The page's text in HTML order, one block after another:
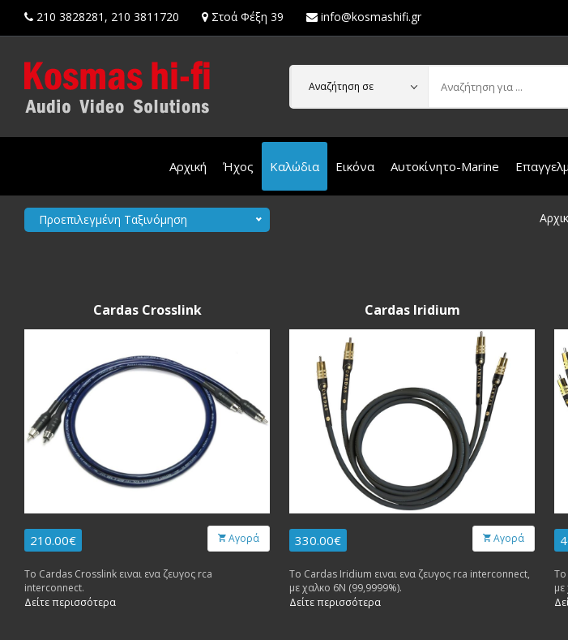
210 3828281 , 210 3811720 Στοά Φέξη 39 info@kosmashifi.gr
Αναζήτηση σε
Αρχική Ήχος Καλώδια Εικόνα Αυτοκίνητο-Marine
Προεπιλεγμένη Ταξινόμηση
Cardas Crosslink
210.00€ Αγορά
Το Cardas Crosslink ειναι ενα ζευγος rca
interconnect.
Δείτε περισσότερα
Cardas Iridium
330.00€ Αγορά
Το Cardas Iridium ειναι ενα ζευγος rca interconnect,
με χαλκο 6Ν (99,9999%).
Δείτε περισσότερα
Το